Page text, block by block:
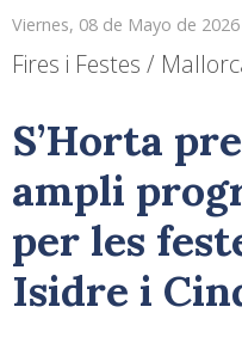
Viernes, 08 de Mayo de 2026
Fires i Festes /
S’Horta
ampli
per les
Isidre i